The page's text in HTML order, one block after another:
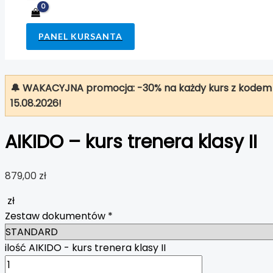
PANEL KURSANTA
🔔 WAKACYJNA promocja: -30% na każdy kurs z kodem
15.08.2026!
AIKIDO – kurs trenera klasy II
879,00 zł
zł
Zestaw dokumentów *
ilość AIKIDO - kurs trenera klasy II